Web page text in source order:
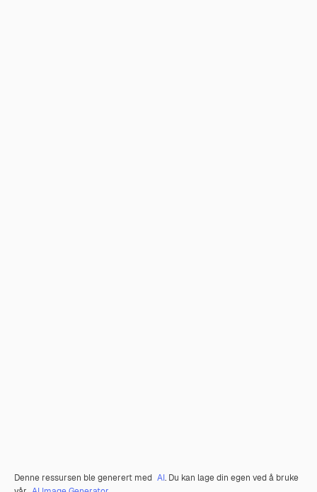
Denne ressursen ble generert med AI. Du kan lage din egen ved å bruke